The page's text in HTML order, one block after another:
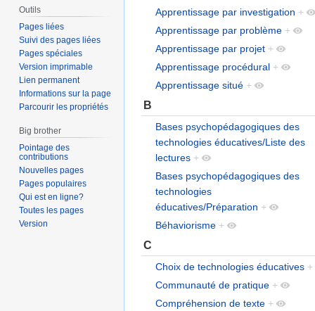
Apprentissage par investigation +
Apprentissage par problème +
Apprentissage par projet +
Apprentissage procédural +
Apprentissage situé +
B
Bases psychopédagogiques des
technologies éducatives/Liste des
lectures +
Bases psychopédagogiques des
technologies
éducatives/Préparation +
Béhaviorisme +
C
Choix de technologies éducatives +
Communauté de pratique +
Compréhension de texte +
Outils
Pages liées
Suivi des pages liées
Pages spéciales
Version imprimable
Lien permanent
Informations sur la page
Parcourir les propriétés
Big brother
Pointage des
contributions
Nouvelles pages
Pages populaires
Qui est en ligne?
Toutes les pages
Version